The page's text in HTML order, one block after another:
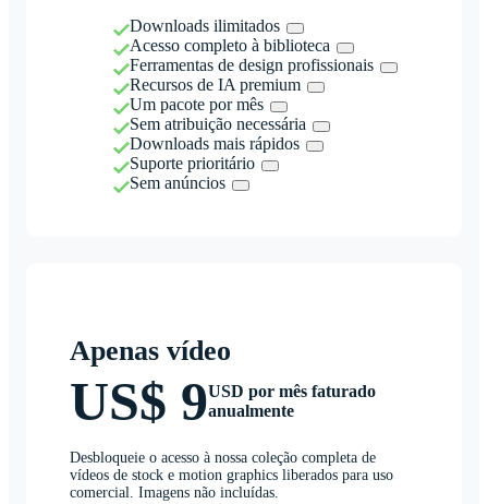
Downloads ilimitados
Acesso completo à biblioteca
Ferramentas de design profissionais
Recursos de IA premium
Um pacote por mês
Sem atribuição necessária
Downloads mais rápidos
Suporte prioritário
Sem anúncios
Apenas vídeo
US$ 9USD por mês faturado
anualmente
Desbloqueie o acesso à nossa coleção completa de
vídeos de stock e motion graphics liberados para uso
comercial. Imagens não incluídas.